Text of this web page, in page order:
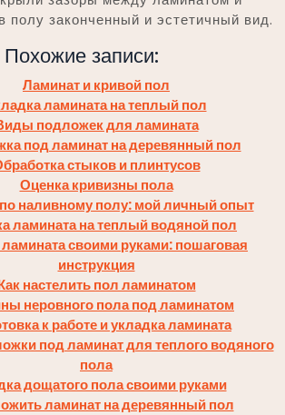
полу законченный и эстетичный вид.
Похожие записи:
Ламинат и кривой пол
ламината на теплый пол
подложек для ламината
под ламинат на деревянный пол
стыков и плинтусов
Оценка кривизны пола
наливному полу: мой личный опыт
ламината на теплый водяной пол
своими руками: пошаговая
инструкция
настелить пол ламинатом
неровного пола под ламинатом
к работе и укладка ламината
под ламинат для теплого водяного
пола
дощатого пола своими руками
ламинат на деревянный пол